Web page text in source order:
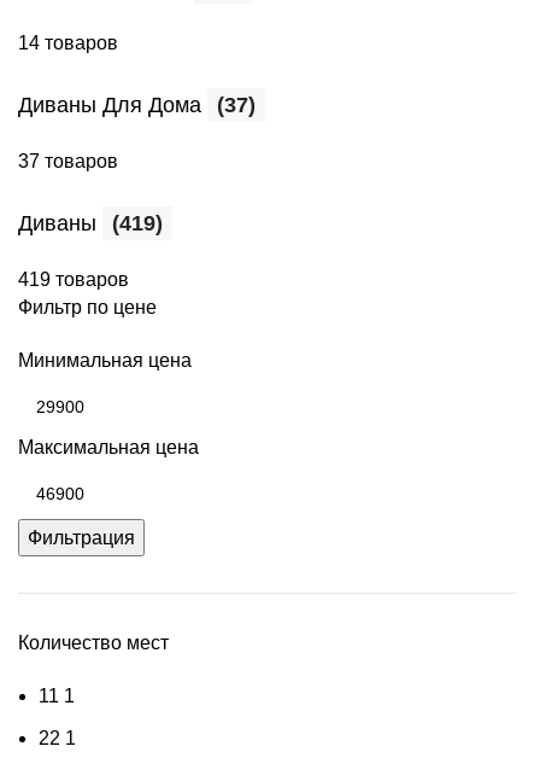
14 товаров
Диваны Для Дома (37)
37 товаров
Диваны (419)
419 товаров
Фильтр по цене
Минимальная цена
Максимальная цена
Фильтрация
Количество мест
11 1
22 1